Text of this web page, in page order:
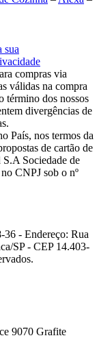
sua
compras via
válidas na compra
término dos nossos
divergências de
País, nos termos da
de cartão de
Sociedade de
CNPJ sob o nº
- Endereço: Rua
SP - CEP 14.403-
9070 Grafite